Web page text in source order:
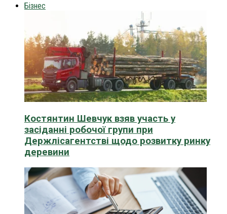
Бізнес
Костянтин Шевчук взяв участь у
засіданні робочої групи при
Держлісагентстві щодо розвитку ринку
деревини